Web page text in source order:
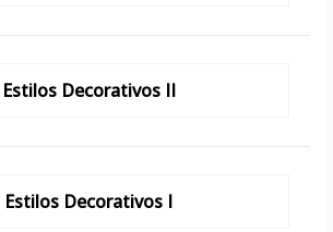
Estilos Decorativos II
Estilos Decorativos I